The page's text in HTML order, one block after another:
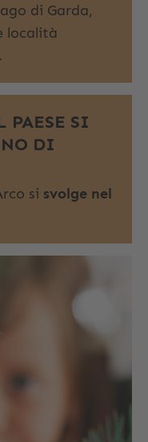
di Garda,
località
PAESE SI
DI
si svolge nel